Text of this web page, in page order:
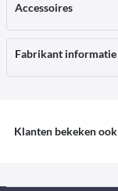
Accessoires
Fabrikant informatie
Klanten bekeken ook